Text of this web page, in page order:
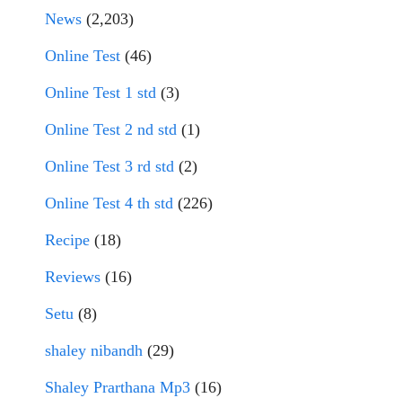
News (2,203)
Online Test (46)
Online Test 1 std (3)
Online Test 2 nd std (1)
Online Test 3 rd std (2)
Online Test 4 th std (226)
Recipe (18)
Reviews (16)
Setu (8)
shaley nibandh (29)
Shaley Prarthana Mp3 (16)